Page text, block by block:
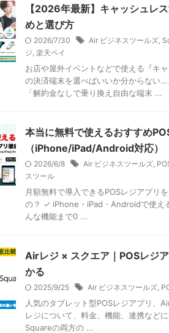
【2026年最新】キャッシュレ
めと選び方
2026/7/30 Air ビジネスツールズ,
ジ, 楽天ペイ
お店や屋外イベントなどで使える『キ
の決済端末を選べばいいか分からな
「解約金なしで乗り換え自由な端末 ...
本当に無料で使えるおすすめ
（iPhone/iPad/Android対応）
2026/6/8 Air ビジネスツールズ,
スツール
月額無料で導入できるPOSレジアプリ
の？ ✓ iPhone・iPad・Androidで使え
んな機能まで0 ...
Airレジ × スクエア｜POSレジ
かる
2025/9/25 Air ビジネスツールズ,
人気のタブレット型POSレジアプリ、
レジについて、料金、機能、連携など
Squareの両方の ...